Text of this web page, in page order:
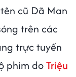
cũ Dã Man
trên các
trực tuyến
phim doTriệu